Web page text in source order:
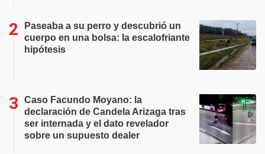
Paseaba a su perro y descubrió un
cuerpo en una bolsa: la escalofriante
hipótesis
Caso Facundo Moyano: la
declaración de Candela Arizaga tras
ser internada y el dato revelador
sobre un supuesto dealer